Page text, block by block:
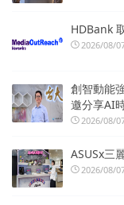
HDBank
2026/08/
創智動能
邀分享AI
2026/08/
ASUSx三
2026/08/